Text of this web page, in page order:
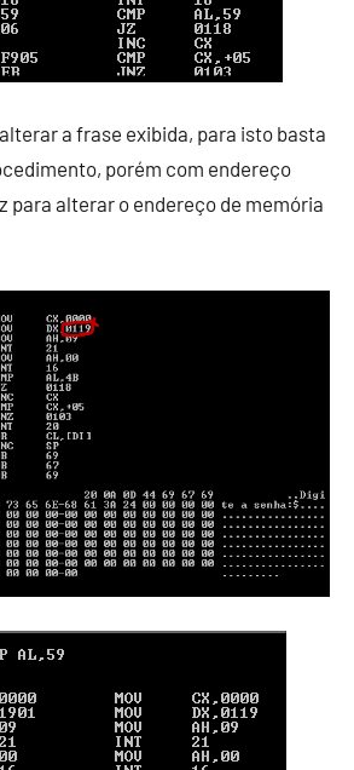
a frase exibida, para isto basta
porém com endereço
para alterar o endereço de memória